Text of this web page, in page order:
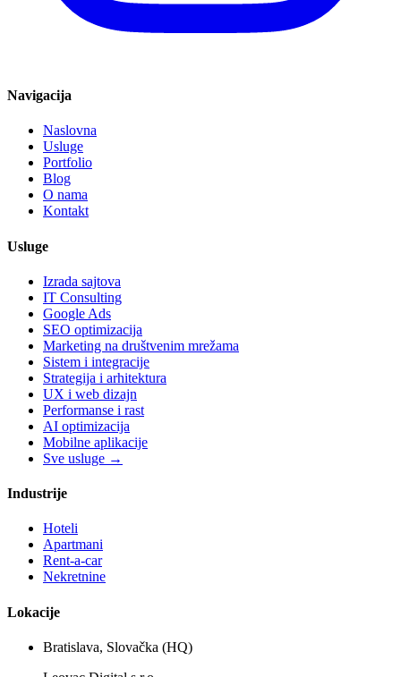
Navigacija
Naslovna
Usluge
Portfolio
Blog
O nama
Kontakt
Usluge
Izrada sajtova
IT Consulting
Google Ads
SEO optimizacija
Marketing na društvenim mrežama
Sistem i integracije
Strategija i arhitektura
UX i web dizajn
Performanse i rast
AI optimizacija
Mobilne aplikacije
Sve usluge →
Industrije
Hoteli
Apartmani
Rent-a-car
Nekretnine
Lokacije
Bratislava, Slovačka (HQ)